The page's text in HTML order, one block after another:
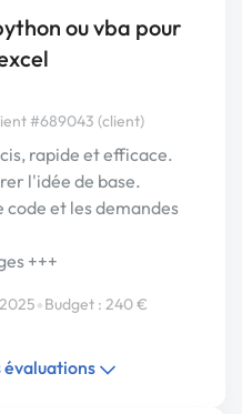
ou vba pour
#689043 (client)
rapide et efficace.
l'idée de base.
code et les demandes
+++
•Budget : 240 €
évaluations